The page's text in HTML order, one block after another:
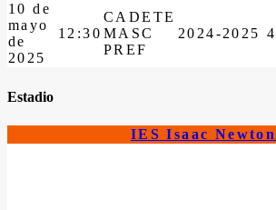
10 de
mayo
de
2025
12:30
CADETE
MASC
PREF
2024-2025
Estadio
IES Isaac Newton